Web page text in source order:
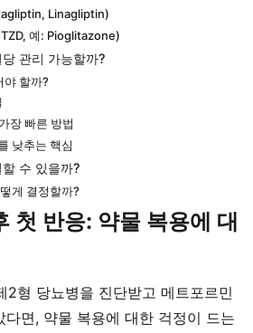
Linagliptin)
예: Pioglitazone)
관리 가능할까?
야 할까?
장 빠른 방법
낮추는 핵심
수 있을까?
게 결정할까?
첫 반응: 약물 복용에 대
형 당뇨병을 진단받고 메트포르민
면, 약물 복용에 대한 걱정이 드는